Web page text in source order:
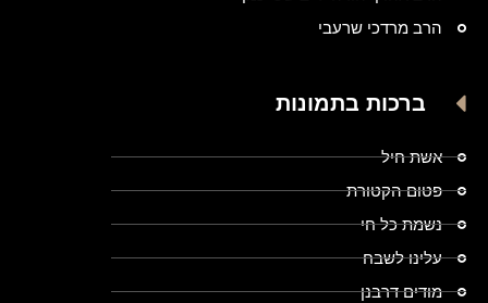
הרב מרדכי שרעבי
ברכות בתמונות
אשת חיל
פטום הקטורת
נשמת כל חי
עלינו לשבח
מודים דרבנן